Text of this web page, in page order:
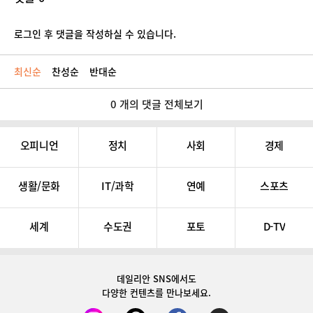
로그인 후 댓글을 작성하실 수 있습니다.
최신순 찬성순 반대순
0 개의 댓글 전체보기
오피니언 정치 사회 경제
생활/문화 IT/과학 연예 스포츠
세계 수도권 포토 D-TV
데일리안 SNS에서도
다양한 컨텐츠를 만나보세요.